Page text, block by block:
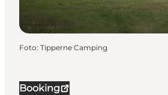
Booking
Foto: Tipperne Camping